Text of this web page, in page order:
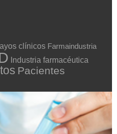
clínicos Farmaindustria
Industria farmacéutica
Pacientes